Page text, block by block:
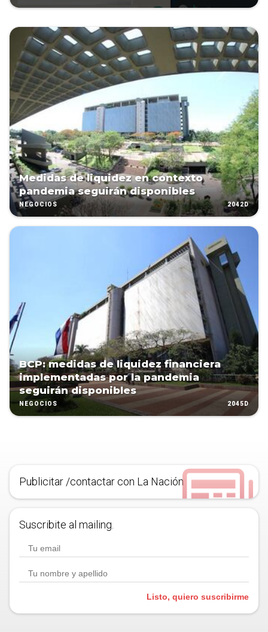
Medidas de liquidez en contexto
pandemia seguirán disponibles
NEGOCIOS 2042D
BCP: medidas de liquidez financiera
implementadas por la pandemia
seguirán disponibles
NEGOCIOS 2045D
Publicitar /contactar con La Nación
Suscribite al mailing.
Listo, quiero suscribirme